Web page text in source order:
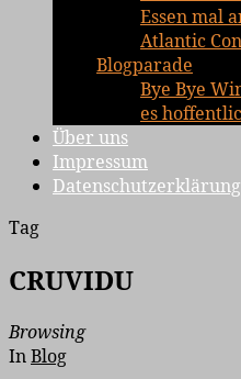
Essen mal
Atlantic
Blogparade
Bye Bye
es
Über uns
Impressum
Datenschutzerklärung
Tag
CRUVIDU
Browsing
InBlog